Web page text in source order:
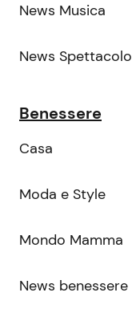
News Musica
News Spettacolo
Benessere
Casa
Moda e Style
Mondo Mamma
News benessere